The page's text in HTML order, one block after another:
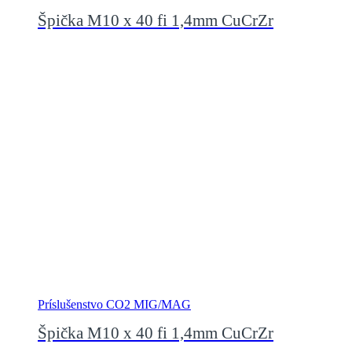
Špička M10 x 40 fi 1,4mm CuCrZr
Príslušenstvo CO2 MIG/MAG
Špička M10 x 40 fi 1,4mm CuCrZr